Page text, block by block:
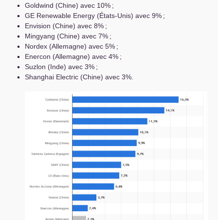
Goldwind (Chine) avec 10% ;
GE Renewable Energy (États-Unis) avec 9% ;
Envision (Chine) avec 8% ;
Mingyang (Chine) avec 7% ;
Nordex (Allemagne) avec 5% ;
Enercon (Allemagne) avec 4% ;
Suzlon (Inde) avec 3% ;
Shanghai Electric (Chine) avec 3%.